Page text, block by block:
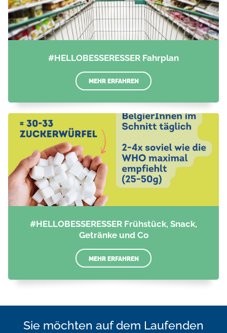
#HELLOBESSERESSER Fahrplan
MEHR ERFAHREN
#HELLOBESSERESSER Frühstück, Snack,
Getränke und Co
MEHR ERFAHREN
Sie möchten auf dem Laufenden